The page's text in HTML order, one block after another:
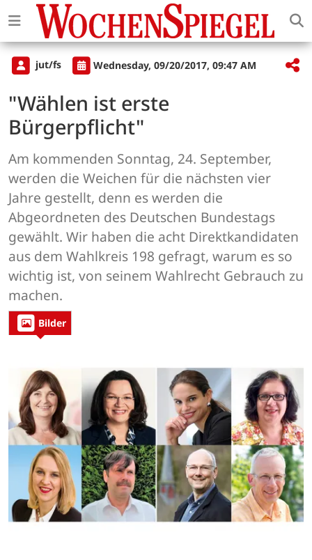
jut/fs Wednesday, 09/20/2017, 09:47 AM
"Wählen ist erste
Bürgerpflicht"
Am kommenden Sonntag, 24. September,
werden die Weichen für die nächsten vier
Jahre gestellt, denn es werden die
Abgeordneten des Deutschen Bundestags
gewählt. Wir haben die acht Direktkandidaten
aus dem Wahlkreis 198 gefragt, warum es so
wichtig ist, von seinem Wahlrecht Gebrauch zu
machen.
Bilder